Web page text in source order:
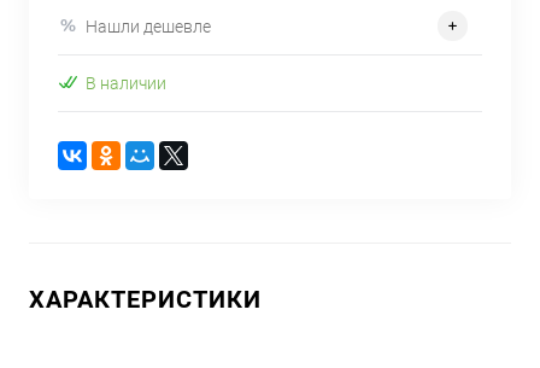
Нашли дешевле
В наличии
ХАРАКТЕРИСТИКИ